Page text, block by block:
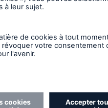
Exigences en matière d'inspections
juridictionnelles
Réglementation et
Québec et en Ontario.